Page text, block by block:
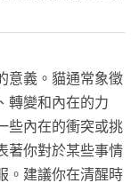
意義。貓通常象徵
轉變和內在的力
些內在的衝突或挑
著你對於某些事情
。建議你在清醒時